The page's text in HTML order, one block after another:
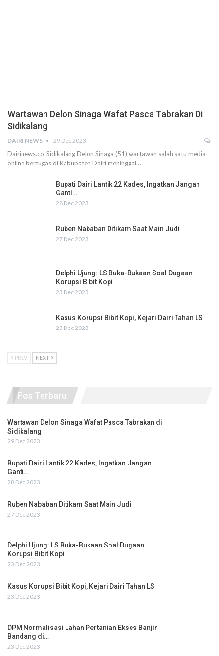
Wartawan Delon Sinaga Wafat Pasca Tabrakan Di
Sidikalang
DAIRI NEWS 29 Dec 2023
Dairinews.co-Sidikalang Delon Sinaga (51) wartawan salah satu media
online bertugas di Kabupaten Dairi meninggal…
Bupati Dairi Lantik 22 Kades, Ingatkan Jangan
Ganti…
28 Dec 2023
Ruben Nababan Ditikam Saat Main Judi
27 Dec 2023
Delphi Ujung: LS Buka-Bukaan Soal Dugaan
Korupsi Bibit Kopi
23 Dec 2023
Kasus Korupsi Bibit Kopi, Kejari Dairi Tahan LS
23 Dec 2023
PREV NEXT
Pos Terbaru
Wartawan Delon Sinaga Wafat Pasca Tabrakan di
Sidikalang
29 Dec 2023
Bupati Dairi Lantik 22 Kades, Ingatkan Jangan
Ganti…
28 Dec 2023
Ruben Nababan Ditikam Saat Main Judi
27 Dec 2023
Delphi Ujung: LS Buka-Bukaan Soal Dugaan
Korupsi Bibit Kopi
23 Dec 2023
Kasus Korupsi Bibit Kopi, Kejari Dairi Tahan LS
23 Dec 2023
DPM Normalisasi Lahan Pertanian Ekses Banjir
Bandang di…
23 Dec 2023